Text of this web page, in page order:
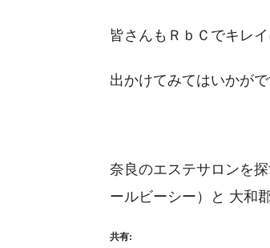
皆さんもＲｂＣでキレ
出かけてみてはいかがで
奈良のエステサロンを
ールビーシー）と 大和
共有: